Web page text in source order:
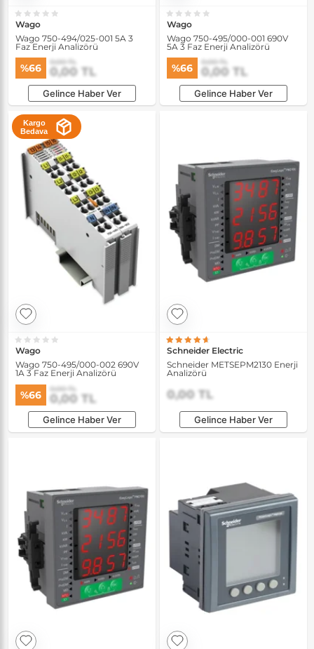
Wago
Wago 750-494/025-001 5A 3
Faz Enerji Analizörü
%66 0,00 TL
0,00 TL
Gelince Haber Ver
Wago
Wago 750-495/000-001 690V
5A 3 Faz Enerji Analizörü
%66 0,00 TL
0,00 TL
Gelince Haber Ver
Kargo
Bedava
Wago
Wago 750-495/000-002 690V
1A 3 Faz Enerji Analizörü
%66 0,00 TL
0,00 TL
Gelince Haber Ver
Schneider Electric
Schneider METSEPM2130 Enerji
Analizörü
0,00 TL
Gelince Haber Ver